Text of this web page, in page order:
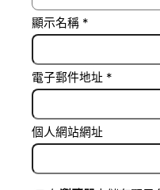
顯示名稱 *
電子郵件地址 *
個人網站網址